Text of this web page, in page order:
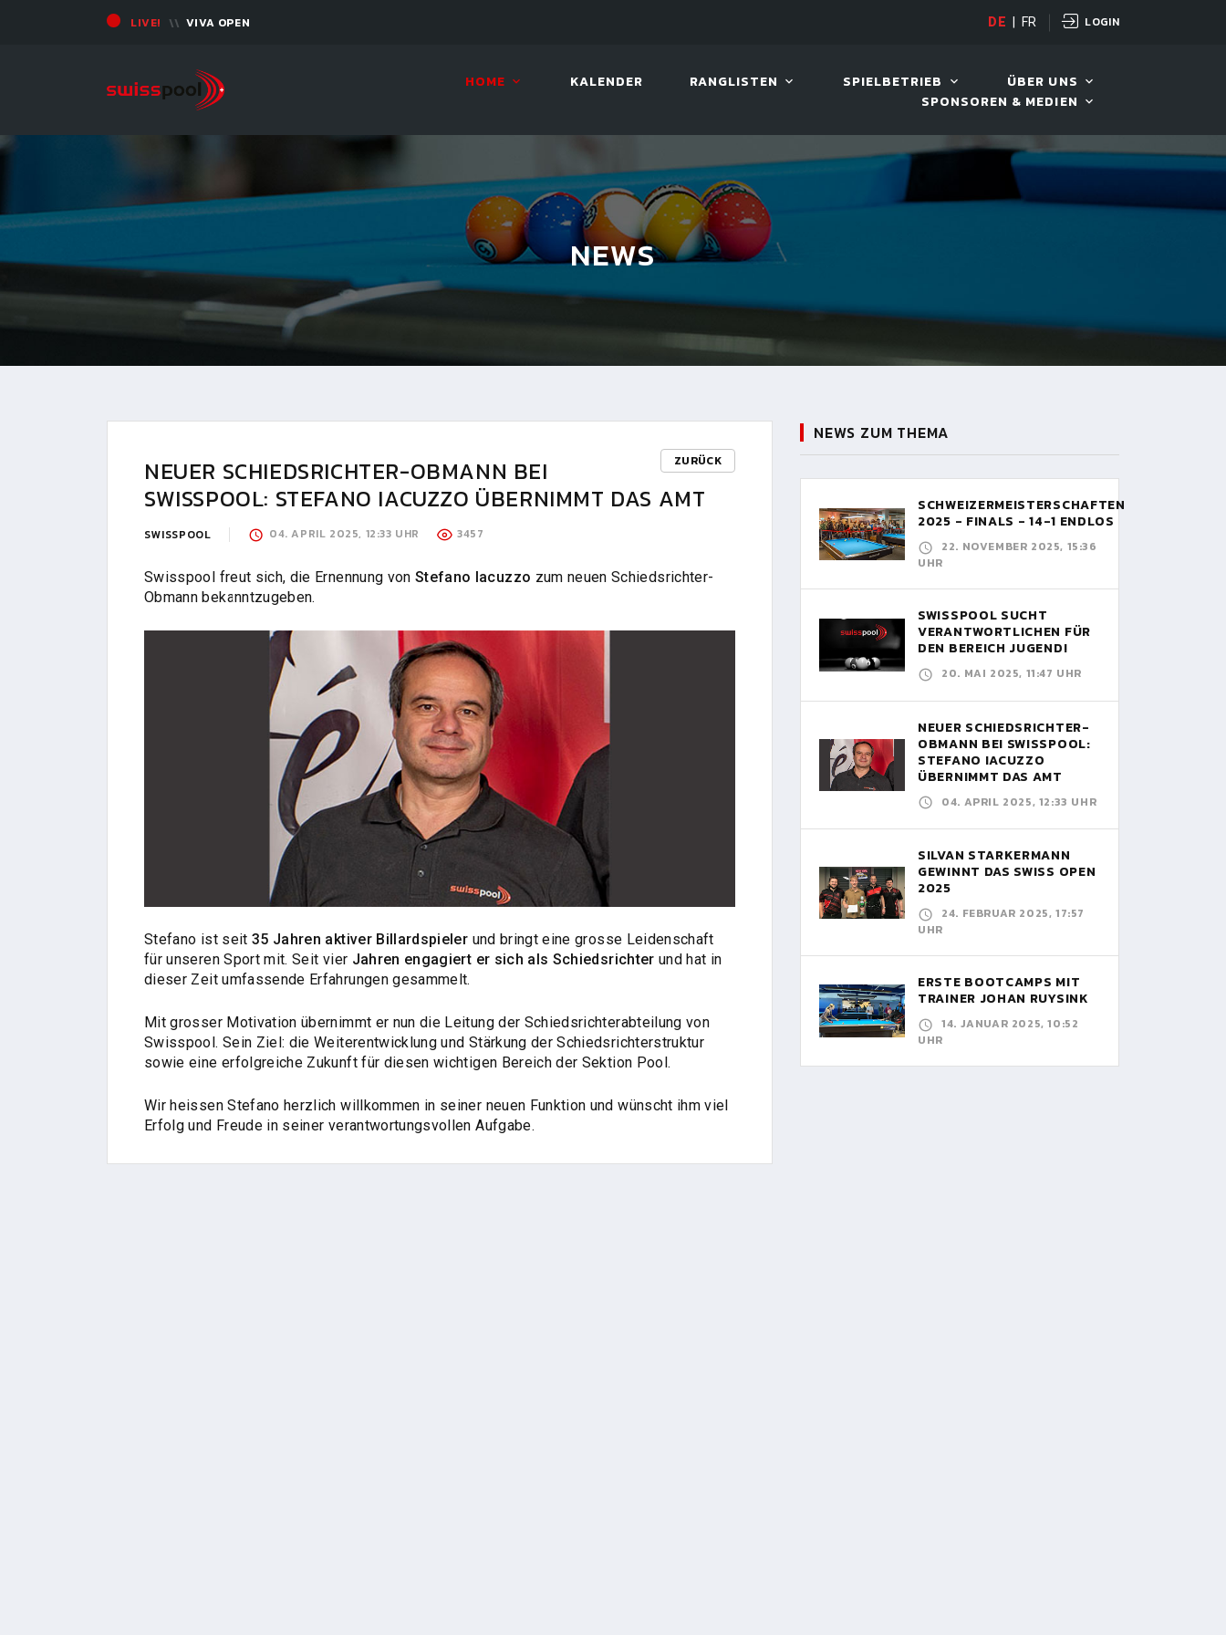
LIVE! VIVA OPEN LIVE! VIVA OPEN
DE FR LOGIN
HOME KALENDER RANGLISTEN SPIELBETRIEB
ÜBER UNS
SPONSOREN & MEDIEN
NEWS
ZURÜCK
NEUER SCHIEDSRICHTER-OBMANN BEI
SWISSPOOL: STEFANO IACUZZO ÜBERNIMMT DAS AMT
SWISSPOOL 04. APRIL 2025, 12:33 UHR 3457
Swisspool freut sich, die Ernennung von Stefano Iacuzzo zum neuen Schiedsrichter-
Obmann bekanntzugeben.
Stefano ist seit 35 Jahren aktiver Billardspieler und bringt eine grosse Leidenschaft
für unseren Sport mit. Seit vier Jahren engagiert er sich als Schiedsrichter und hat in
dieser Zeit umfassende Erfahrungen gesammelt.
Mit grosser Motivation übernimmt er nun die Leitung der Schiedsrichterabteilung von
Swisspool. Sein Ziel: die Weiterentwicklung und Stärkung der Schiedsrichterstruktur
sowie eine erfolgreiche Zukunft für diesen wichtigen Bereich der Sektion Pool.
Wir heissen Stefano herzlich willkommen in seiner neuen Funktion und wünscht ihm viel
Erfolg und Freude in seiner verantwortungsvollen Aufgabe.
NEWS ZUM THEMA
SCHWEIZERMEISTERSCHAFTEN
2025 - FINALS - 14-1 ENDLOS
22. NOVEMBER 2025, 15:36
UHR
SWISSPOOL SUCHT
VERANTWORTLICHEN FÜR
DEN BEREICH JUGEND!
20. MAI 2025, 11:47 UHR
NEUER SCHIEDSRICHTER-
OBMANN BEI SWISSPOOL:
STEFANO IACUZZO
ÜBERNIMMT DAS AMT
04. APRIL 2025, 12:33 UHR
SILVAN STARKERMANN
GEWINNT DAS SWISS OPEN
2025
24. FEBRUAR 2025, 17:57
UHR
ERSTE BOOTCAMPS MIT
TRAINER JOHAN RUYSINK
14. JANUAR 2025, 10:52
UHR